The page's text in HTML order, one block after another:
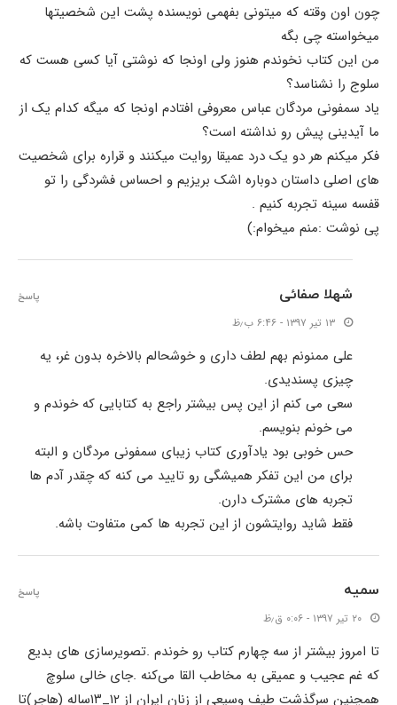
چون اون وقته که میتونی بفهمی نویسنده پشت این شخصیتها
میخواسته چی بگه
من این کتاب نخوندم هنوز ولی اونجا که نوشتی آیا کسی هست که
سلوج را نشناسد؟
یاد سمفونی مردگان عباس معروفی افتادم اونجا که میگه کدام یک از
ما آیدینی پیش رو نداشته است؟
فکر میکنم هر دو یک درد عمیقا روایت میکنند و قراره برای شخصیت
های اصلی داستان دوباره اشک بریزیم و احساس فشردگی را تو
قفسه سینه تجربه کنیم .
پی نوشت :منم میخوام:)
شهلا صفائی
۱۳ تیر ۱۳۹۷ - ۶:۴۶ ب٫ظ
علی ممنونم بهم لطف داری و خوشحالم بالاخره بدون غر، یه
چیزی پسندیدی.
سعی می کنم از این پس بیشتر راجع به کتابایی که خوندم و
می خونم بنویسم.
حس خوبی بود یادآوری کتاب زیبای سمفونی مردگان و البته
برای من این تفکر همیشگی رو تایید می کنه که چقدر آدم ها
تجربه های مشترک دارن.
فقط شاید روایتشون از این تجربه ها کمی متفاوت باشه.
پاسخ
سمیه
۲۰ تیر ۱۳۹۷ - ۰:۰۶ ق٫ظ
تا امروز بیشتر از سه چهارم کتاب رو خوندم .تصویرسازی های بدیع
که غم عجیب و عمیقی به مخاطب القا می‌کنه .جای خالی سلوچ
همچنین سرگذشت طیف وسیعی از زنان ایران از ۱۲_۱۳ساله (هاجر)تا
پاسخ